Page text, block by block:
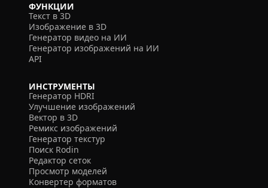
ФУНКЦИИ
Текст в 3D
Изображение в 3D
Генератор видео на ИИ
Генератор изображений на ИИ
API
ИНСТРУМЕНТЫ
Генератор HDRI
Улучшение изображений
Вектор в 3D
Ремикс изображений
Генератор текстур
Поиск Rodin
Редактор сеток
Просмотр моделей
Конвертер форматов